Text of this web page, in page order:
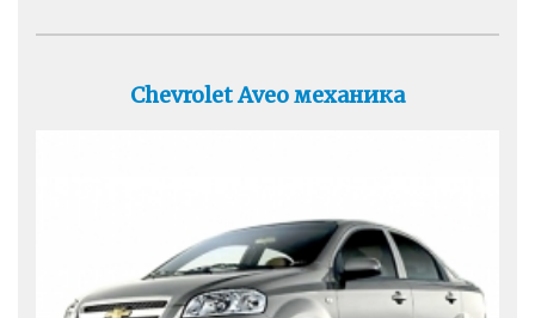
Chevrolet Aveo механика